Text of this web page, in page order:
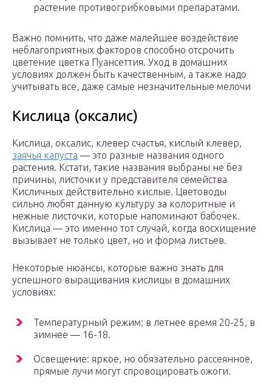
растение противогрибковыми препаратами.
Важно помнить, что даже малейшее воздействие
неблагоприятных факторов способно отсрочить
цветение цветка Пуансеттия. Уход в домашних
условиях должен быть качественным, а также надо
учитывать все, даже самые незначительные мелочи
Кислица (оксалис)
Кислица, оксалис, клевер счастья, кислый клевер,
заячья капуста — это разные названия одного
растения. Кстати, такие названия выбраны не без
причины, листочки у представителя семейства
Кисличных действительно кислые. Цветоводы
сильно любят данную культуру за колоритные и
нежные листочки, которые напоминают бабочек.
Кислица — это именно тот случай, когда восхищение
вызывает не только цвет, но и форма листьев.
Некоторые нюансы, которые важно знать для
успешного выращивания кислицы в домашних
условиях:
Температурный режим: в летнее время 20-25, в
зимнее — 16-18.
Освещение: яркое, но обязательно рассеянное,
прямые лучи могут спровоцировать ожоги.